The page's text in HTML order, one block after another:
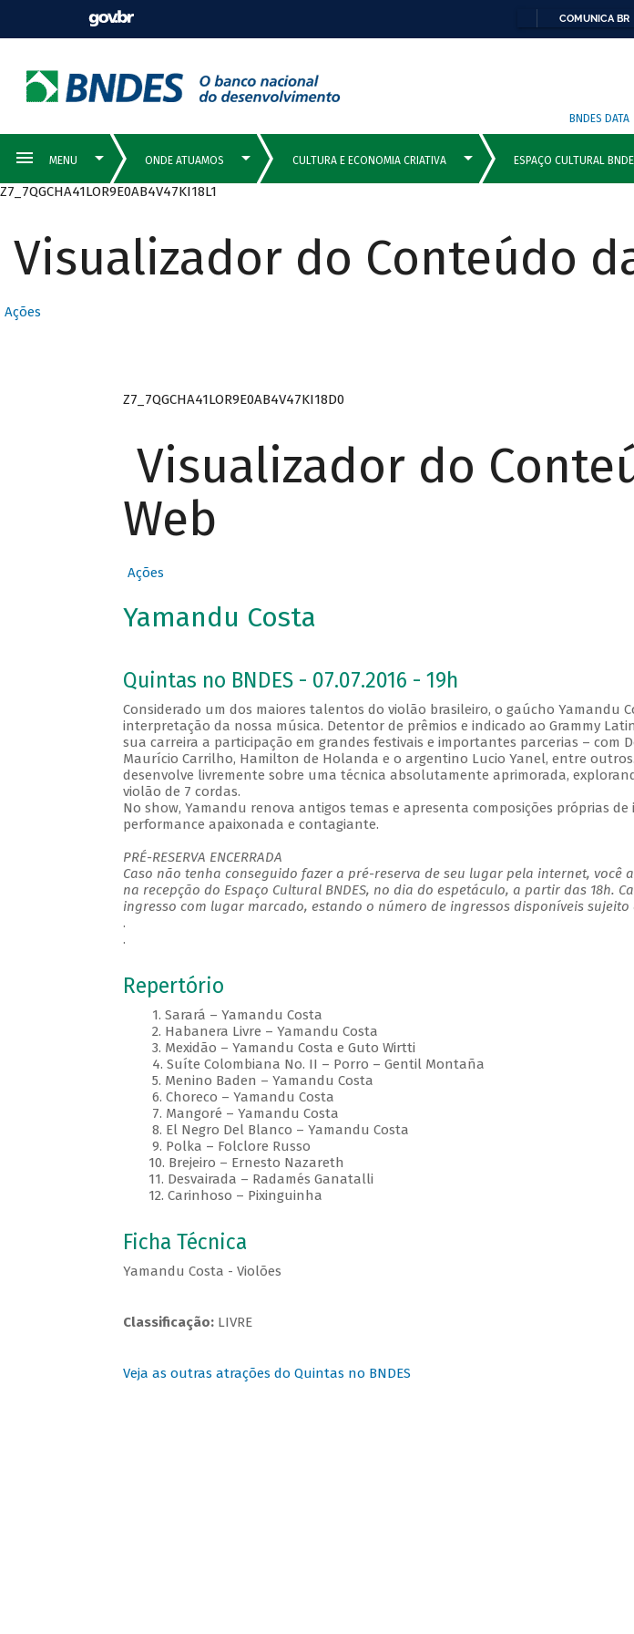
COMUNICA BR
BNDES DATA
Z7_7QGCHA41LOR9E0AB4V47KI18L1
Visualizador do Conteúdo
Ações
Z7_7QGCHA41LOR9E0AB4V47KI18D0
Visualizador do
Web
Ações
Yamandu Costa
Quintas no BNDES - 07.07.2016 - 19h
Considerado um dos maiores talentos do violão brasileiro, o gaúcho Yamandu
interpretação da nossa música. Detentor de prêmios e indicado ao Grammy
sua carreira a participação em grandes festivais e importantes parcerias – com
Maurício Carrilho, Hamilton de Holanda e o argentino Lucio Yanel, entre
desenvolve livremente sobre uma técnica absolutamente aprimorada,
violão de 7 cordas.
No show, Yamandu renova antigos temas e apresenta composições próprias
performance apaixonada e contagiante.
PRÉ-RESERVA ENCERRADA
Caso não tenha conseguido fazer a pré-reserva de seu lugar pela internet, você
na recepção do Espaço Cultural BNDES, no dia do espetáculo, a partir das 18h.
ingresso com lugar marcado, estando o número de ingressos disponíveis
.
.
Repertório
1. Sarará – Yamandu Costa
2. Habanera Livre – Yamandu Costa
3. Mexidão – Yamandu Costa e Guto Wirtti
4. Suíte Colombiana No. II – Porro – Gentil Montaña
5. Menino Baden – Yamandu Costa
6. Choreco – Yamandu Costa
7. Mangoré – Yamandu Costa
8. El Negro Del Blanco – Yamandu Costa
9. Polka – Folclore Russo
10. Brejeiro – Ernesto Nazareth
11. Desvairada – Radamés Ganatalli
12. Carinhoso – Pixinguinha
Ficha Técnica
Yamandu Costa - Violões
Classificação: LIVRE
Veja as outras atrações do Quintas no BNDES